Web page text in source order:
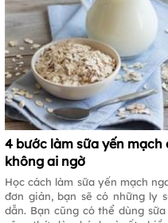
4 bước làm sữa yến
không ai ngờ
Học cách làm sữa yến mạch
đơn giản, bạn sẽ có những ly
dẫn. Bạn cũng có thể dùng